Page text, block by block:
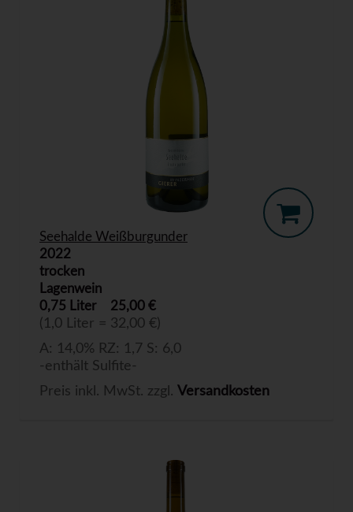
Seehalde Weißburgunder
2022
trocken
Lagenwein
0,75 Liter
25,00 €
(1,0 Liter = 32,00 €)
A: 14,0% RZ: 1,7 S: 6,0
-enthält Sulfite-
Preis inkl. MwSt. zzgl. Versandkosten